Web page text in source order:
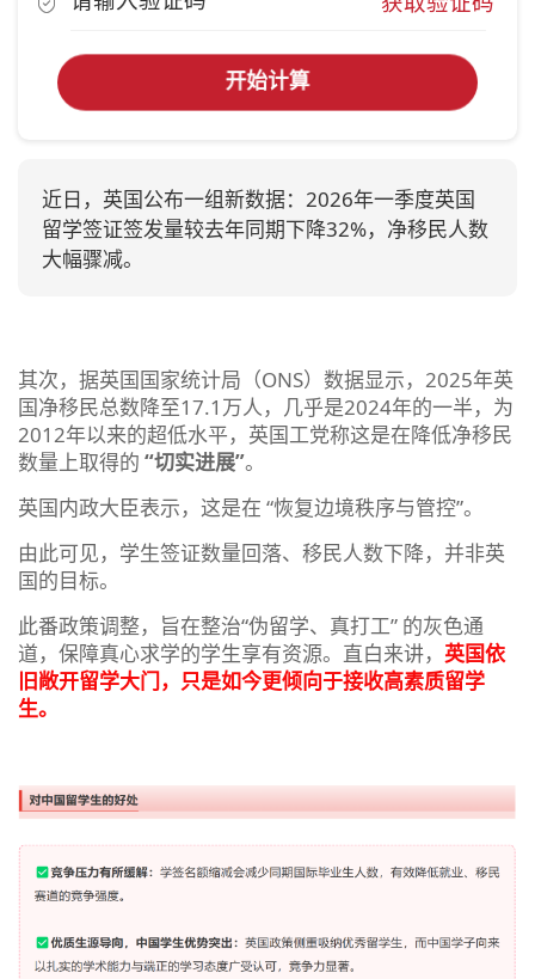
开始计算
近日，英国公布一组新数据：2026年一季度英国
留学签证签发量较去年同期下降32%，净移民人数
大幅骤减。
其次，据英国国家统计局（ONS）数据显示，2025年英
国净移民总数降至17.1万人，几乎是2024年的一半，为
2012年以来的超低水平，英国工党称这是在降低净移民
数量上取得的 “切实进展”。
英国内政大臣表示，这是在 “恢复边境秩序与管控”。
由此可见，学生签证数量回落、移民人数下降，并非英
国的目标。
此番政策调整，旨在整治“伪留学、真打工” 的灰色通
道，保障真心求学的学生享有资源。直白来讲， 英国依
旧敞开留学大门，只是如今更倾向于接收高素质留学
生。